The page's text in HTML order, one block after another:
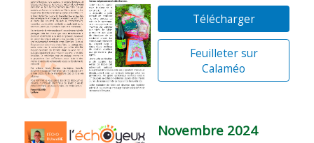
Télécharger
Feuilleter sur
Calaméo
Novembre 2024